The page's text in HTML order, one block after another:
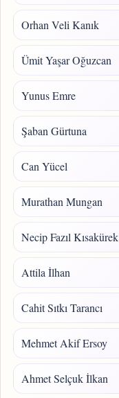
Orhan Veli Kanık
Ümit Yaşar Oğuzcan
Yunus Emre
Şaban Gürtuna
Can Yücel
Murathan Mungan
Necip Fazıl Kısakürek
Attila İlhan
Cahit Sıtkı Tarancı
Mehmet Akif Ersoy
Ahmet Selçuk İlkan